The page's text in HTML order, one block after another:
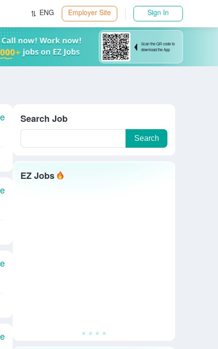
ENG Employer Site Sign In
Scan the QR code to
download the App
Search Job
Search
EZ Jobs